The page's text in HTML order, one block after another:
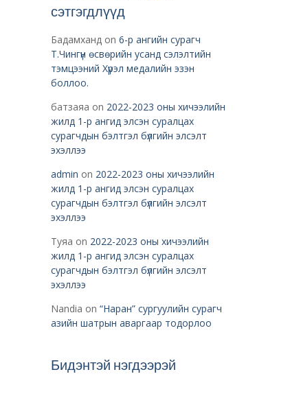
сэтгэгдлүүд
Бадамханд on 6-р ангийн сурагч
Т.Чингүн өсвөрийн усанд сэлэлтийн
тэмцээний Хүрэл медалийн эзэн
боллоо.
батзаяа on 2022-2023 оны хичээлийн
жилд 1-р ангид элсэн суралцах
сурагчдын бэлтгэл бүлгийн элсэлт
эхэллээ
admin on 2022-2023 оны хичээлийн
жилд 1-р ангид элсэн суралцах
сурагчдын бэлтгэл бүлгийн элсэлт
эхэллээ
Туяа on 2022-2023 оны хичээлийн
жилд 1-р ангид элсэн суралцах
сурагчдын бэлтгэл бүлгийн элсэлт
эхэллээ
Nandia on “Наран” сургуулийн сурагч
азийн шатрын аваргаар тодорлоо
Бидэнтэй нэгдээрэй